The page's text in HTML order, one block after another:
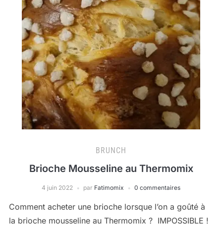
BRUNCH
Brioche Mousseline au Thermomix
4 juin 2022 par Fatimomix 0 commentaires
Comment acheter une brioche lorsque l’on a goûté à
la brioche mousseline au Thermomix ? IMPOSSIBLE !